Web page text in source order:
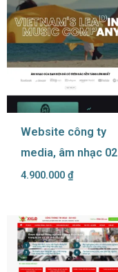
Website công ty
media, âm nhạc 02
4.900.000 ₫